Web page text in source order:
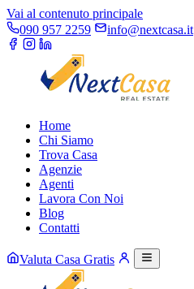
Vai al contenuto principale
090 957 2259
info@nextcasa.it
Home
Chi Siamo
Trova Casa
Agenzie
Agenti
Lavora Con Noi
Blog
Contatti
Valuta Casa Gratis